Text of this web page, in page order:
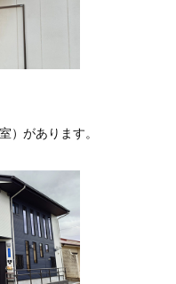
）があります。